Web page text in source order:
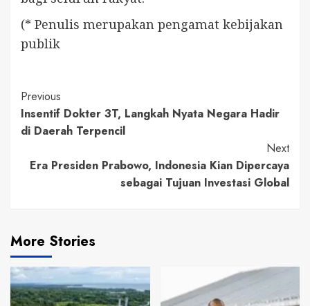
(* Penulis merupakan pengamat kebijakan
publik
Continue
Reading
Previous
Insentif Dokter 3T, Langkah Nyata Negara Hadir
di Daerah Terpencil
Next
Era Presiden Prabowo, Indonesia Kian Dipercaya
sebagai Tujuan Investasi Global
More Stories